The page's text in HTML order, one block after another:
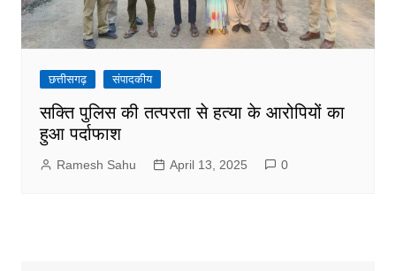
छत्तीसगढ़ संपादकीय
सक्ति पुलिस की तत्परता से हत्या के आरोपियों का
हुआ पर्दाफाश
Ramesh Sahu April 13, 2025 0